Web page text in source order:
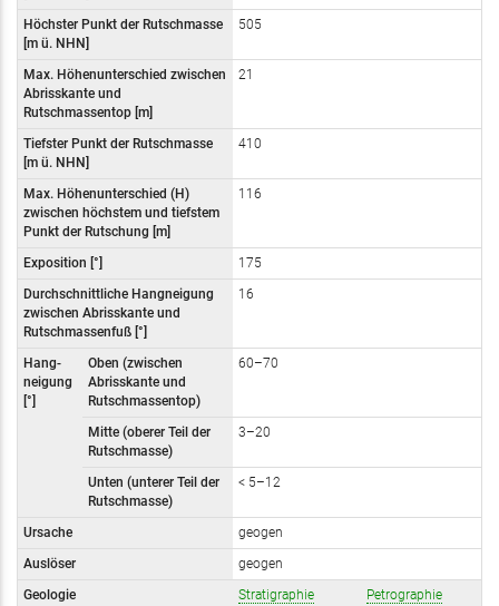
Höchster Punkt der Rutschmasse
[m ü. NHN]
505
Max. Höhenunterschied zwischen
Abrisskante und
Rutschmassentop [m]
21
Tiefster Punkt der Rutschmasse
[m ü. NHN]
410
Max. Höhenunterschied (H)
zwischen höchstem und tiefstem
Punkt der Rutschung [m]
116
Exposition [°]
175
Durchschnittliche Hangneigung
zwischen Abrisskante und
Rutschmassenfuß [°]
16
Hang-
neigung
[°]
Oben (zwischen
Abrisskante und
Rutschmassentop)
60–70
Mitte (oberer Teil der
Rutschmasse)
3–20
Unten (unterer Teil der
Rutschmasse)
< 5–12
Ursache
geogen
Auslöser
geogen
Geologie
Stratigraphie
Petrographie